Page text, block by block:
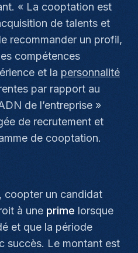
« La cooptation est
de talents et
recommander un profil,
compétences
et la personnalité
par rapport au
de l’entreprise »
de recrutement et
de cooptation.
coopter un candidat
à une prime lorsque
et que la période
succès. Le montant est